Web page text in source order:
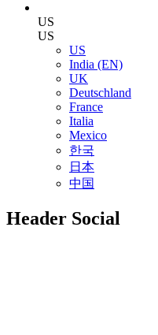
US
US
US
India (EN)
UK
Deutschland
France
Italia
Mexico
한국
日本
中国
Header Social